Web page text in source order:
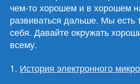
чем-то хорошем и в хорошем
развиваться дальше. Мы есть
себя. Давайте окружать
всему.
1. История электронного